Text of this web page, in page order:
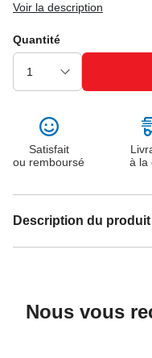
Voir la description
Quantité
Satisfait
ou remboursé
à la
Description du produit
Nous vous